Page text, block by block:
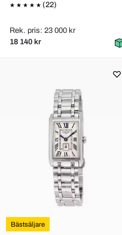
(22)
Rek. pris: 23 000 kr
18 140 kr
Bästsäljare